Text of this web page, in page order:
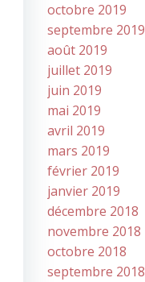
octobre 2019
septembre 2019
août 2019
juillet 2019
juin 2019
mai 2019
avril 2019
mars 2019
février 2019
janvier 2019
décembre 2018
novembre 2018
octobre 2018
septembre 2018